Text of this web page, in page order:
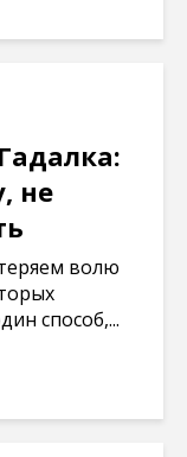
не
волю
способ,...